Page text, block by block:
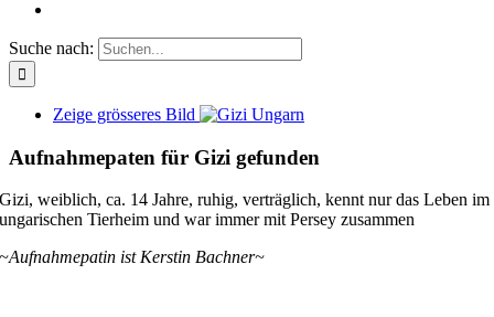
Suche nach:
Zeige grösseres Bild
Aufnahmepaten für Gizi gefunden
Gizi, weiblich, ca. 14 Jahre, ruhig, verträglich, kennt nur das Leben im
ungarischen Tierheim und war immer mit Persey zusammen
~Aufnahmepatin ist Kerstin Bachner~